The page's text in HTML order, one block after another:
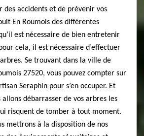
des accidents et de prévenir vos
En Roumois des différentes
est nécessaire de bien entretenir
cela, il est nécessaire d’effectuer
Se trouvant dans la ville de
27520, vous pouvez compter sur
Seraphin pour s’en occuper. Et
débarrasser de vos arbres les
risquent de tomber à tout moment.
mettrons à la disposition de nos